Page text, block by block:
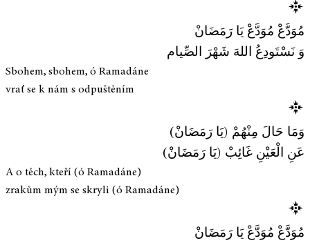
مُوَدَّعْ مُوَدَّعْ يَا رَمَضَانْ
وَ نَسْتَودِعُ اللهَ شَهْرَ الصِّيام
Sbohem, sbohem, ó Ramadáne
vrať se k nám s odpuštěním
وَمَا حَالَ مِنْهُمْ (يَا رَمَضَانْ)
عَنِ الْعَيْنِ غَائِبْ (يَا رَمَضَانْ)
A o těch, kteří (ó Ramadáne)
zrakům mým se skryli (ó Ramadáne)
مُوَدَّعْ مُوَدَّعْ يَا رَمَضَانْ